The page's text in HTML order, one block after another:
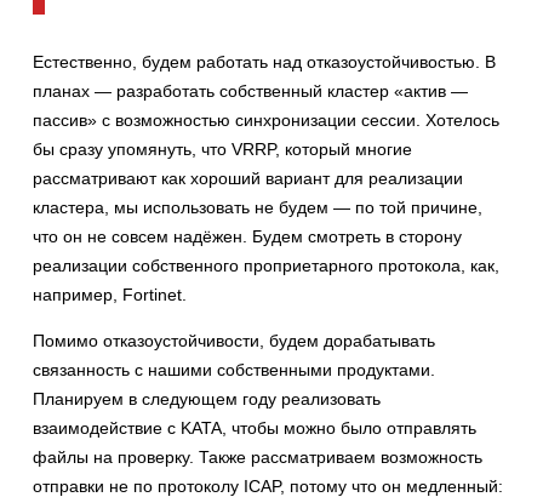
Естественно, будем работать над отказоустойчивостью. В
планах — разработать собственный кластер «актив —
пассив» с возможностью синхронизации сессии. Хотелось
бы сразу упомянуть, что VRRP, который многие
рассматривают как хороший вариант для реализации
кластера, мы использовать не будем — по той причине,
что он не совсем надёжен. Будем смотреть в сторону
реализации собственного проприетарного протокола, как,
например, Fortinet.
Помимо отказоустойчивости, будем дорабатывать
связанность с нашими собственными продуктами.
Планируем в следующем году реализовать
взаимодействие с KATA, чтобы можно было отправлять
файлы на проверку. Также рассматриваем возможность
отправки не по протоколу ICAP, потому что он медленный: